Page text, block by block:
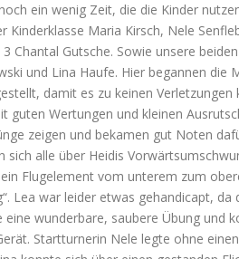
ein wenig Zeit, die die Kinder
Kinderklasse Maria Kirsch, Nele
Chantal Gutsche. Sowie unsere beiden
und Lina Haufe. Hier begannen
damit es zu keinen
guten Wertungen und kleinen
zeigen und bekamen gut Noten
sich alle über Heidis
Flugelement vom unterem zum
Lea war leider etwas gehandicapt,
wunderbare, saubere Übung und
Startturnerin Nele legte ohne